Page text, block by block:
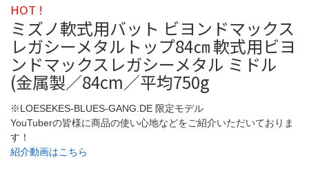
HOT !
ミズノ軟式用バット ビヨンドマックス
レガシーメタルトップ84㎝ 軟式用ビヨ
ンドマックスレガシーメタル ミドル
(金属製／84cm／平均750g
※LOESEKES-BLUES-GANG.DE 限定モデル
YouTuberの皆様に商品の使い心地などをご紹介いただいておりま
す！
紹介動画はこちら